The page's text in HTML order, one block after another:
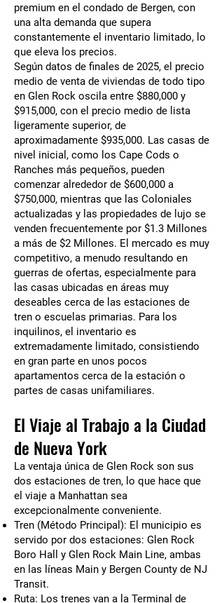
premium en el condado de Bergen, con
una alta demanda que supera
constantemente el inventario limitado, lo
que eleva los precios.
Según datos de finales de 2025, el precio
medio de venta de viviendas de todo tipo
en Glen Rock oscila entre $880,000 y
$915,000, con el precio medio de lista
ligeramente superior, de
aproximadamente $935,000. Las casas de
nivel inicial, como los Cape Cods o
Ranches más pequeños, pueden
comenzar alrededor de $600,000 a
$750,000, mientras que las Coloniales
actualizadas y las propiedades de lujo se
venden frecuentemente por $1.3 Millones
a más de $2 Millones. El mercado es muy
competitivo, a menudo resultando en
guerras de ofertas, especialmente para
las casas ubicadas en áreas muy
deseables cerca de las estaciones de
tren o escuelas primarias. Para los
inquilinos, el inventario es
extremadamente limitado, consistiendo
en gran parte en unos pocos
apartamentos cerca de la estación o
partes de casas unifamiliares.
El Viaje al Trabajo a la Ciudad
de Nueva York
La ventaja única de Glen Rock son sus
dos estaciones de tren, lo que hace que
el viaje a Manhattan sea
excepcionalmente conveniente.
Tren (Método Principal): El municipio es
servido por dos estaciones: Glen Rock
Boro Hall y Glen Rock Main Line, ambas
en las líneas Main y Bergen County de NJ
Transit.
Ruta: Los trenes van a la Terminal de